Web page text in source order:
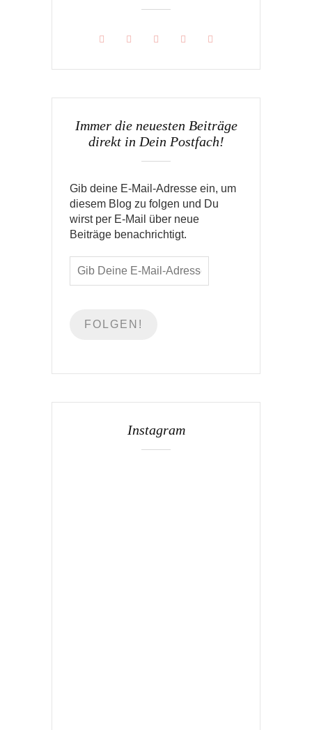
Immer die neuesten Beiträge
direkt in Dein Postfach!
Gib deine E-Mail-Adresse ein, um
diesem Blog zu folgen und Du
wirst per E-Mail über neue
Beiträge benachrichtigt.
Instagram